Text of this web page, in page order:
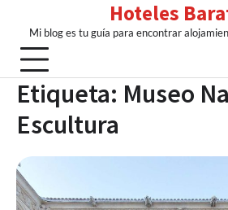
content
Hoteles
Mi blog es tu guía para encontrar
Etiqueta: Museo
Escultura